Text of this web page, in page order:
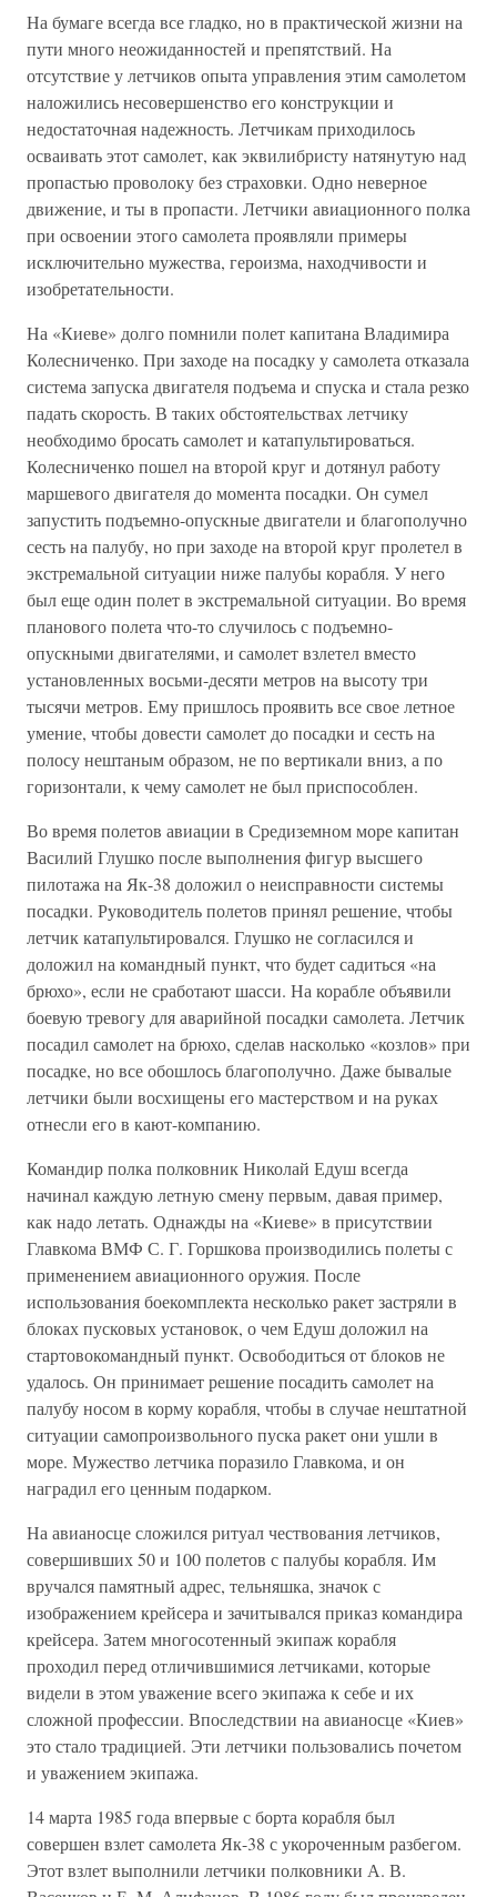
На бумаге всегда все гладко, но в практической жизни на
пути много неожиданностей и препятствий. На
отсутствие у летчиков опыта управления этим самолетом
наложились несовершенство его конструкции и
недостаточная надежность. Летчикам приходилось
осваивать этот самолет, как эквилибристу натянутую над
пропастью проволоку без страховки. Одно неверное
движение, и ты в пропасти. Летчики авиационного полка
при освоении этого самолета проявляли примеры
исключительно мужества, героизма, находчивости и
изобретательности.
На «Киеве» долго помнили полет капитана Владимира
Колесниченко. При заходе на посадку у самолета отказала
система запуска двигателя подъема и спуска и стала резко
падать скорость. В таких обстоятельствах летчику
необходимо бросать самолет и катапультироваться.
Колесниченко пошел на второй круг и дотянул работу
маршевого двигателя до момента посадки. Он сумел
запустить подъемно-опускные двигатели и благополучно
сесть на палубу, но при заходе на второй круг пролетел в
экстремальной ситуации ниже палубы корабля. У него
был еще один полет в экстремальной ситуации. Во время
планового полета что-то случилось с подъемно-
опускными двигателями, и самолет взлетел вместо
установленных восьми-десяти метров на высоту три
тысячи метров. Ему пришлось проявить все свое летное
умение, чтобы довести самолет до посадки и сесть на
полосу нештаным образом, не по вертикали вниз, а по
горизонтали, к чему самолет не был приспособлен.
Во время полетов авиации в Средиземном море капитан
Василий Глушко после выполнения фигур высшего
пилотажа на Як-38 доложил о неисправности системы
посадки. Руководитель полетов принял решение, чтобы
летчик катапультировался. Глушко не согласился и
доложил на командный пункт, что будет садиться «на
брюхо», если не сработают шасси. На корабле объявили
боевую тревогу для аварийной посадки самолета. Летчик
посадил самолет на брюхо, сделав насколько «козлов» при
посадке, но все обошлось благополучно. Даже бывалые
летчики были восхищены его мастерством и на руках
отнесли его в кают-компанию.
Командир полка полковник Николай Едуш всегда
начинал каждую летную смену первым, давая пример,
как надо летать. Однажды на «Киеве» в присутствии
Главкома ВМФ С. Г. Горшкова производились полеты с
применением авиационного оружия. После
использования боекомплекта несколько ракет застряли в
блоках пусковых установок, о чем Едуш доложил на
стартовокомандный пункт. Освободиться от блоков не
удалось. Он принимает решение посадить самолет на
палубу носом в корму корабля, чтобы в случае нештатной
ситуации самопроизвольного пуска ракет они ушли в
море. Мужество летчика поразило Главкома, и он
наградил его ценным подарком.
На авианосце сложился ритуал чествования летчиков,
совершивших 50 и 100 полетов с палубы корабля. Им
вручался памятный адрес, тельняшка, значок с
изображением крейсера и зачитывался приказ командира
крейсера. Затем многосотенный экипаж корабля
проходил перед отличившимися летчиками, которые
видели в этом уважение всего экипажа к себе и их
сложной профессии. Впоследствии на авианосце «Киев»
это стало традицией. Эти летчики пользовались почетом
и уважением экипажа.
14 марта 1985 года впервые с борта корабля был
совершен взлет самолета Як-38 с укороченным разбегом.
Этот взлет выполнили летчики полковники А. В.